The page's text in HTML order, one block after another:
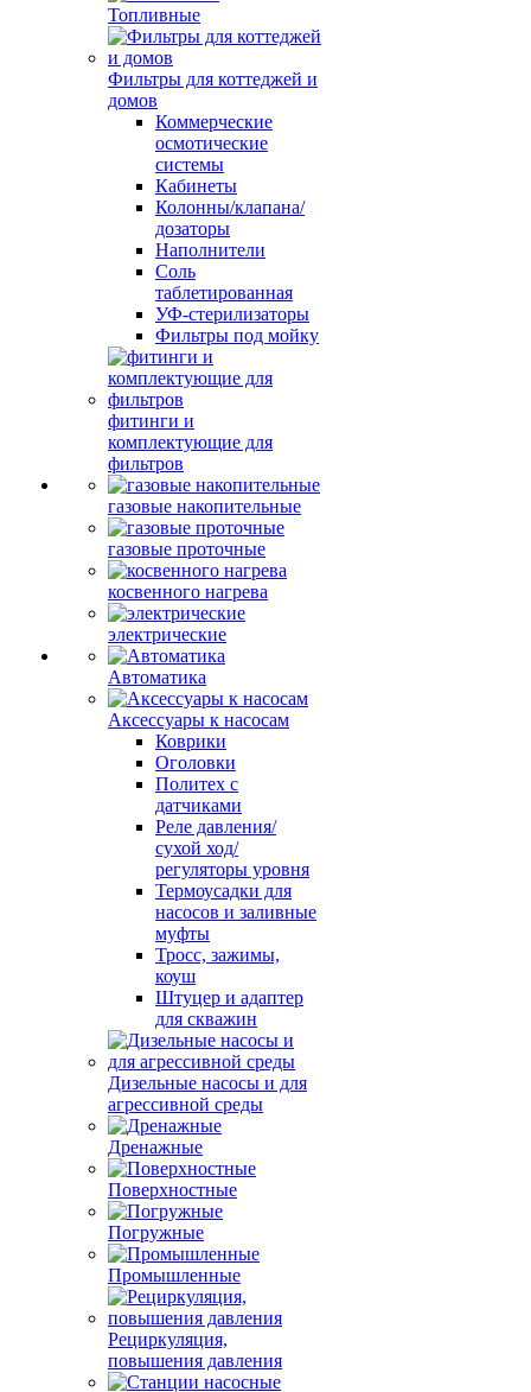
Топливные
Фильтры для коттеджей и
домов
Коммерческие
осмотические
системы
Кабинеты
Колонны/клапана/
дозаторы
Наполнители
Соль
таблетированная
УФ-стерилизаторы
Фильтры под мойку
фитинги и
комплектующие для
фильтров
газовые накопительные
газовые проточные
косвенного нагрева
электрические
Автоматика
Аксессуары к насосам
Коврики
Оголовки
Политех с
датчиками
Реле давления/
сухой ход/
регуляторы уровня
Термоусадки для
насосов и заливные
муфты
Тросс, зажимы,
коуш
Штуцер и адаптер
для скважин
Дизельные насосы и для
агрессивной среды
Дренажные
Поверхностные
Погружные
Промышленные
Рециркуляция,
повышения давления